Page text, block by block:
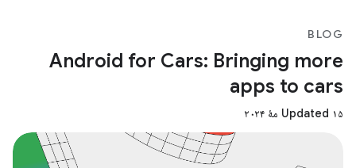
BLOG
Android for Cars: Bringing more
apps to cars
Updated ۱۵ مهٔ ۲۰۲۴